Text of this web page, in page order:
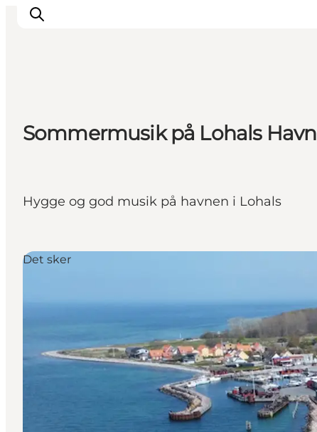
Sommermusik på Lohals Havn
Hygge og god musik på havnen i Lohals
Det sker